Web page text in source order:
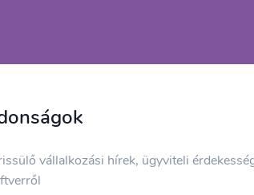
vállalkozási hírek, ügyviteli